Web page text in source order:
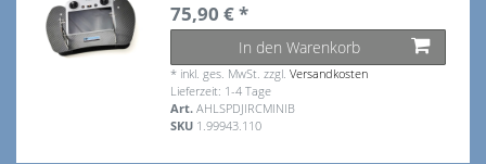
75,90 € *
In den Warenkorb
* inkl. ges. MwSt. zzgl.Versandkosten
Lieferzeit: 1-4 Tage
Art.AHLSPDJIRCMINIB
SKU 1.99943.110